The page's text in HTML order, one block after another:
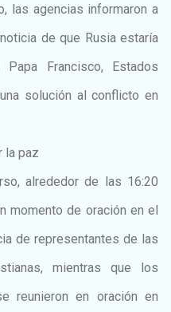
las agencias informaron a
de que Rusia estaría
Francisco, Estados
solución al conflicto en
la paz
alrededor de las 16:20
momento de oración en el
de representantes de las
mientras que los
reunieron en oración en